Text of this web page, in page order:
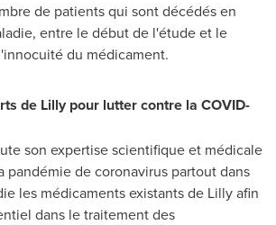
de patients qui sont décédés en
entre le début de l'étude et le
du médicament.
de Lilly pour lutter contre la COVID-
son expertise scientifique et médicale
pandémie de coronavirus partout dans
les médicaments existants de Lilly afin
dans le traitement des